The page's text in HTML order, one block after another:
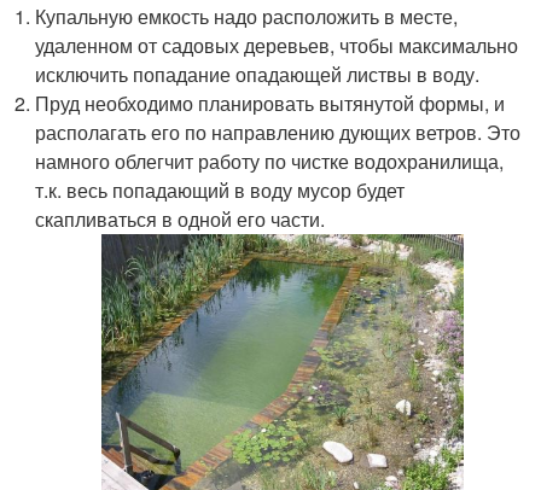
Купальную емкость надо расположить в месте,
удаленном от садовых деревьев, чтобы максимально
исключить попадание опадающей листвы в воду.
Пруд необходимо планировать вытянутой формы, и
располагать его по направлению дующих ветров. Это
намного облегчит работу по чистке водохранилища,
т.к. весь попадающий в воду мусор будет
скапливаться в одной его части.